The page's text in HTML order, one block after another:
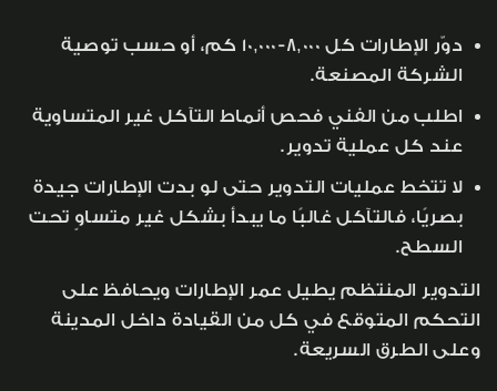
دوّر الإطارات كل 8,000-10,000 كم، أو حسب توصية
الشركة المصنعة.
اطلب من الفني فحص أنماط التآكل غير المتساوية
عند كل عملية تدوير.
لا تتخط عمليات التدوير حتى لو بدت الإطارات جيدة
بصريًا، فالتآكل غالبًا ما يبدأ بشكل غير متساوٍ تحت
السطح.
التدوير المنتظم يطيل عمر الإطارات ويحافظ على
التحكم المتوقع في كل من القيادة داخل المدينة
وعلى الطرق السريعة.